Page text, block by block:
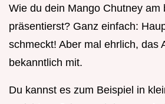
Wie du dein Mango Chutney am
präsentierst? Ganz einfach:
schmeckt! Aber mal ehrlich, das
bekanntlich mit.
Du kannst es zum Beispiel in